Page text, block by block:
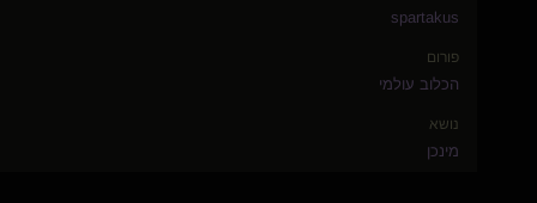
spartakus
פורום
הכלוב עולמי
נושא
מינכן